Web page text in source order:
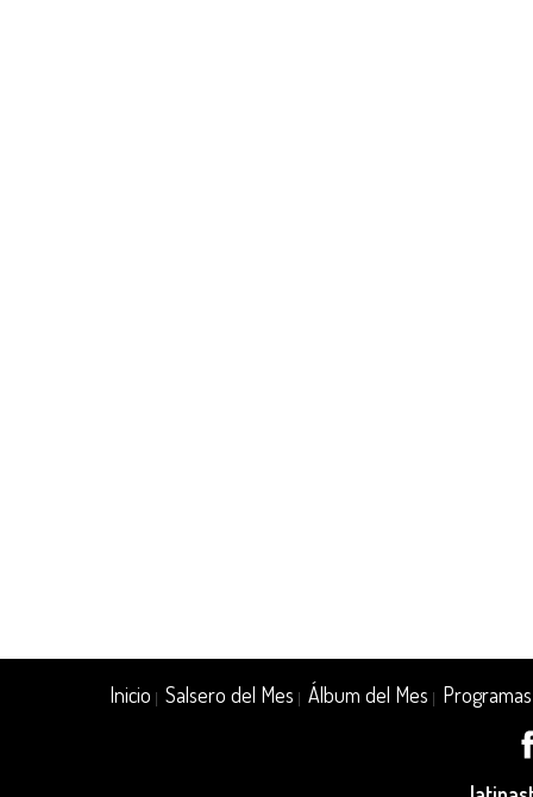
Inicio |Salsero del Mes |Álbum del Mes Programas